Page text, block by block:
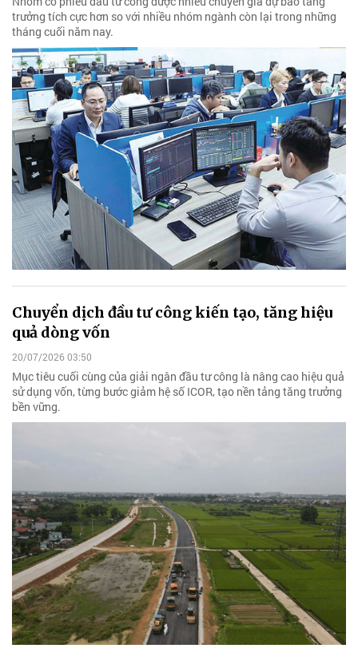
trưởng tích cực hơn so với nhiều nhóm ngành còn lại trong những
tháng cuối năm nay.
Chuyển dịch đầu tư công kiến tạo, tăng hiệu
quả dòng vốn
20/07/2026 03:50
Mục tiêu cuối cùng của giải ngân đầu tư công là nâng cao hiệu quả
sử dụng vốn, từng bước giảm hệ số ICOR, tạo nền tảng tăng trưởng
bền vững.